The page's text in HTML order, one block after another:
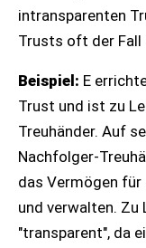
intransparenten
Trusts oft der Fall
Beispiel: E
Trust und ist zu
Treuhänder. Auf
Nachfolger-
das Vermögen für
und verwalten.
"transparent", da